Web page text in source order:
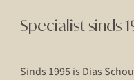
Specialist sinds
Sinds 1995 is Dias